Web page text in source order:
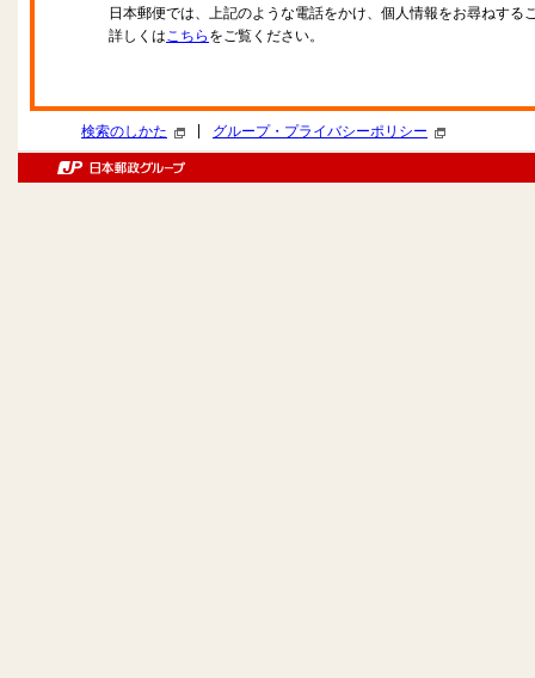
日本郵便では、上記のような電話をかけ、個人情報をお尋ねする
詳しくはこちら をご覧ください。
検索のしかた グループ・プライバシーポリシー